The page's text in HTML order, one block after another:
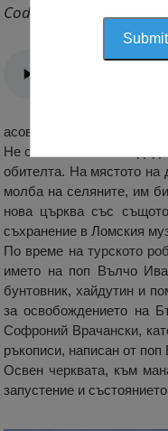
Cod 2168
асовският манастир
Не се знае кога е
обителта. На мястото на
молба на селяните, им
нова църква със
съхранение в Ломския
По време на турското
името на поп Вълчо
бунтовник, хайдутин и
за освобождението на
Софроний Врачански,
ръкописи, написан от
Освен черквата, към
запустение и